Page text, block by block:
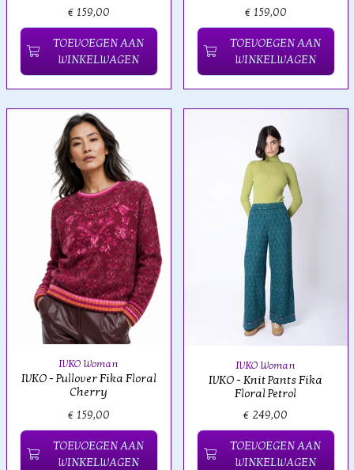
€ 159,00
TOEVOEGEN AAN
WINKELWAGEN
€ 159,00
TOEVOEGEN AAN
WINKELWAGEN
IVKO Woman
IVKO - Pullover Fika Floral
Cherry
€ 159,00
TOEVOEGEN AAN
WINKELWAGEN
IVKO Woman
IVKO - Knit Pants Fika
Floral Petrol
€ 249,00
TOEVOEGEN AAN
WINKELWAGEN